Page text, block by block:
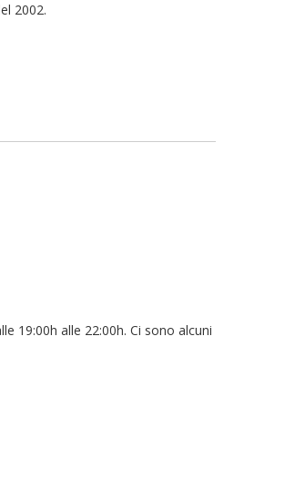
2002.
19:00h alle 22:00h. Ci sono alcuni